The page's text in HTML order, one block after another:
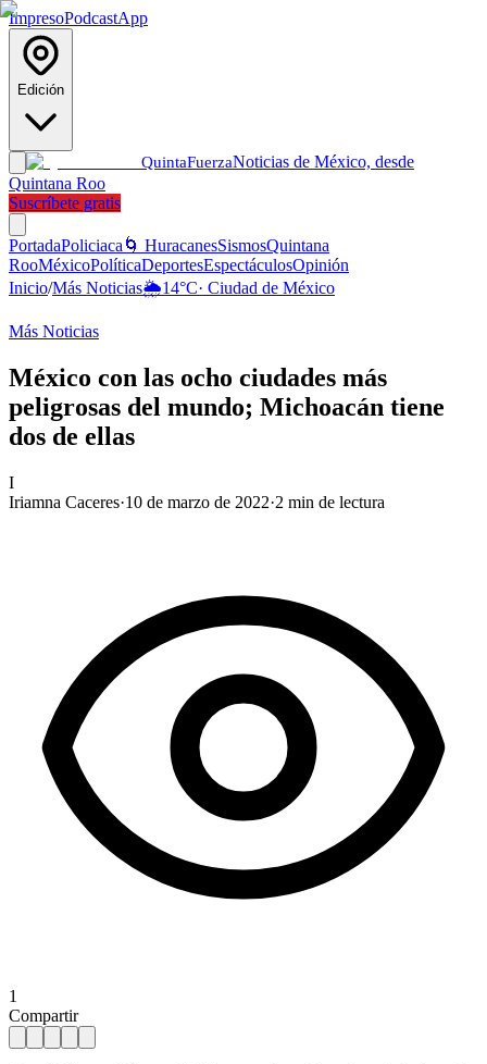
ImpresoPodcastApp
Edición
QuintaFuerzaNoticias de México, desde
Quintana Roo
Suscríbete gratis
PortadaPoliciaca 🌀 HuracanesSismosQuintana
RooMéxicoPolíticaDeportesEspectáculosOpinión
Inicio/Más Noticias🌦️14°C· Ciudad de México
Más Noticias
México con las ocho ciudades más
peligrosas del mundo; Michoacán tiene
dos de ellas
I
Iriamna Caceres·10 de marzo de 2022·2 min de lectura
1
Compartir